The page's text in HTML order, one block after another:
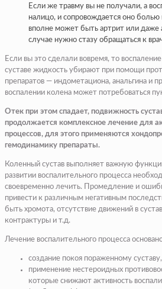
Если же травму вы не получали, а
налицо, и сопровождается оно болью
вполне может быть артрит или даже
случае нужно стазу обращаться к
Если вы это сделали вовремя, то
суставе жидкость убирают при помощи
препаратов — индометациона, анальгина и
воспалении колена может потребоваться
Отек при этом спадает, подвижность
продолжается комплексное лечение для
процессов, для этого применяются
гемодинамику препараты.
Коленный сустав выполняет важную
развитии воспалительного процесса
своевременно лечить. Промедление и
привести к различным негативным
быть хромота, отсутствие движений в
контрактуры и т.д.
Лечение воспалительного процесса
создание покоя пораженному
применение нестероидных
которые снижают активность